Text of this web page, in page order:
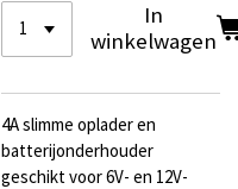
In
winkelwagen
4A slimme oplader en
batterijonderhouder
geschikt voor 6V- en 12V-